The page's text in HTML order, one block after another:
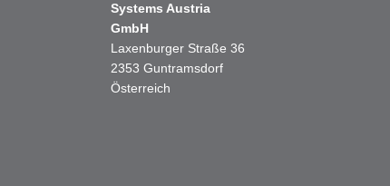
Systems Austria
GmbH
Laxenburger Straße 36
2353 Guntramsdorf
Österreich